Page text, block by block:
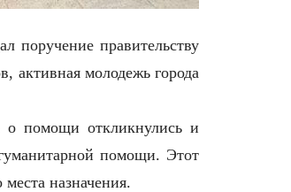
поручение правительству
активная молодежь города
о помощи откликнулись и
помощи. Этот
назначения.